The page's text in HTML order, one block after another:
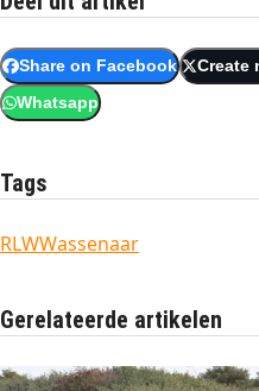
Share on Facebook Create
Whatsapp
Tags
RLWWassenaar
Gerelateerde artikelen